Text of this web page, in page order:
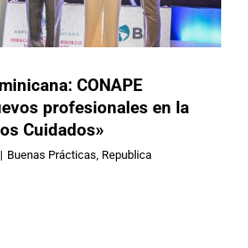
CONAPE
profesionales en la
Cuidados»
| Buenas Prácticas, Republica
Plan Nacional de